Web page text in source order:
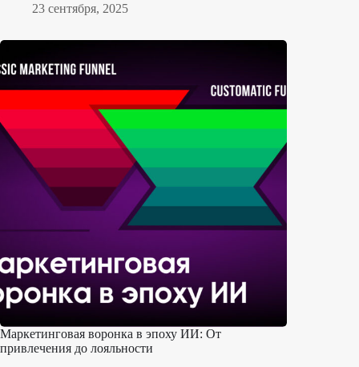
23 сентября, 2025
Маркетинговая воронка в эпоху ИИ: От
привлечения до лояльности